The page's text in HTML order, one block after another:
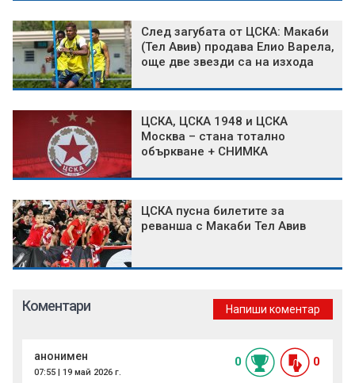
След загубата от ЦСКА: Макаби
(Тел Авив) продава Елио Варела,
още две звезди са на изхода
ЦСКА, ЦСКА 1948 и ЦСКА
Москва – стана тотално
объркване + СНИМКА
ЦСКА пусна билетите за
реванша с Макаби Тел Авив
Коментари Напиши коментар
анонимен
07:55 | 19 май 2026 г.
0 0